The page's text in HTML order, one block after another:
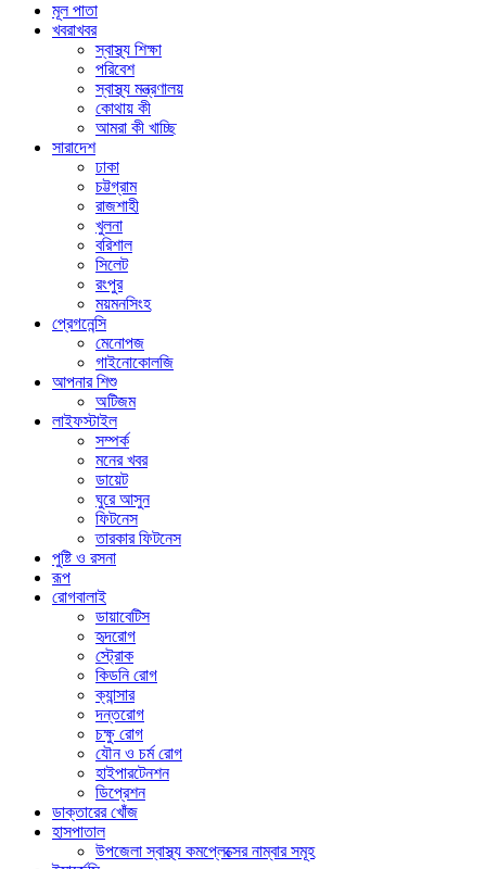
মূল পাতা
খবরাখবর
স্বাস্থ্য শিক্ষা
পরিবেশ
স্বাস্থ্য মন্ত্রণালয়
কোথায় কী
আমরা কী খাচ্ছি
সারাদেশ
ঢাকা
চট্টগ্রাম
রাজশাহী
খুলনা
বরিশাল
সিলেট
রংপুর
ময়মনসিংহ
প্রেগনেন্সি
মেনোপজ
গাইনোকোলজি
আপনার শিশু
অটিজম
লাইফস্টাইল
সম্পর্ক
মনের খবর
ডায়েট
ঘুরে আসুন
ফিটনেস
তারকার ফিটনেস
পুষ্টি ও রসনা
রূপ
রোগবালাই
ডায়াবেটিস
হৃদরোগ
স্ট্রোক
কিডনি রোগ
ক্যান্সার
দন্তরোগ
চক্ষু রোগ
যৌন ও চর্ম রোগ
হাইপারটেনশন
ডিপ্রেশন
ডাক্তারের খোঁজ
হাসপাতাল
উপজেলা স্বাস্থ্য কমপ্লেক্সের নাম্বার সমূহ